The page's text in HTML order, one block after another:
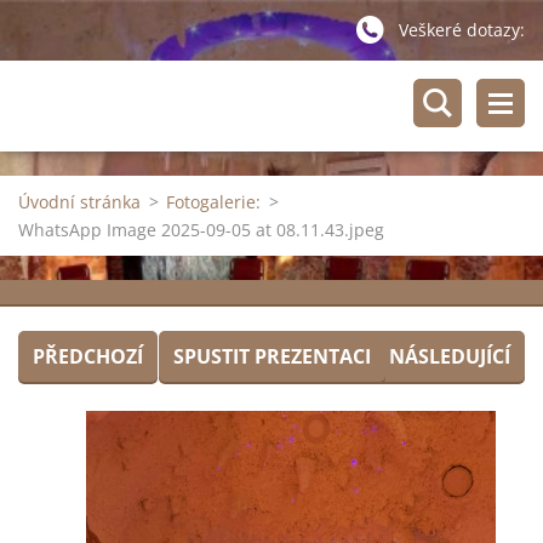
Veškeré dotazy:
Úvodní stránka > Fotogalerie: >
WhatsApp Image 2025-09-05 at 08.11.43.jpeg
PŘEDCHOZÍ SPUSTIT PREZENTACI NÁSLEDUJÍCÍ